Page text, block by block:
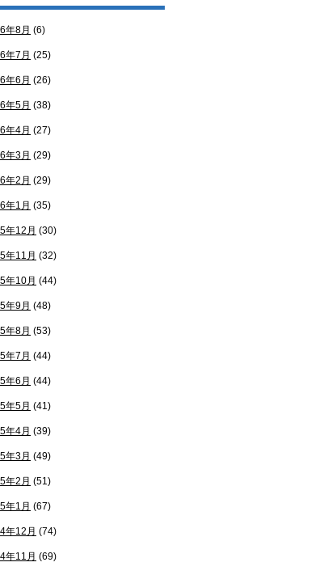
年8月 (6)
年7月 (25)
年6月 (26)
年5月 (38)
年4月 (27)
年3月 (29)
年2月 (29)
年1月 (35)
年12月 (30)
年11月 (32)
年10月 (44)
年9月 (48)
年8月 (53)
年7月 (44)
年6月 (44)
年5月 (41)
年4月 (39)
年3月 (49)
年2月 (51)
年1月 (67)
年12月 (74)
年11月 (69)